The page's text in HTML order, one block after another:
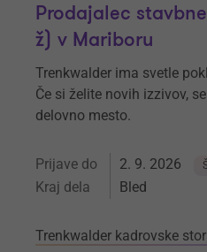
Prodajalec
ž) v Mariboru
Trenkwalder ima svetle
Če si želite novih izzivov,
delovno mesto.
Prijave do 2. 9. 2026
Kraj dela Bled
Trenkwalder kadrovske